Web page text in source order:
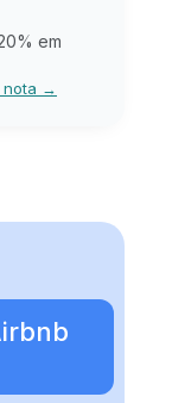
em
nota →